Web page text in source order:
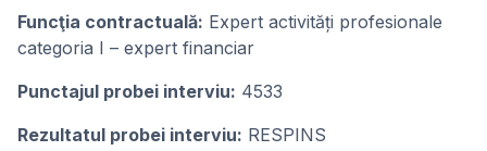
Funcţia contractuală: Expert activități profesionale
categoria I – expert financiar
Punctajul probei interviu: 4533
Rezultatul probei interviu: RESPINS